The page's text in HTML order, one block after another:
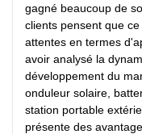
gagné beaucoup de
clients pensent que
attentes en termes
avoir analysé la
développement du
onduleur solaire,
station portable
présente des